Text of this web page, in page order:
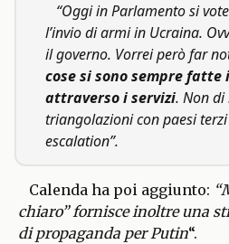
“Oggi in Parlamento si
l’invio di armi in Ucraina.
il governo. Vorrei però far
cose si sono sempre fatte
attraverso i servizi. Non
triangolazioni con paesi
escalation”.
Calenda ha poi aggiunto:
chiaro” fornisce inoltre una
di propaganda per Putin“.